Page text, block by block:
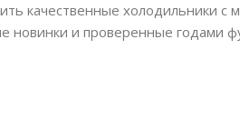
качественные холодильники с
новинки и проверенные годами